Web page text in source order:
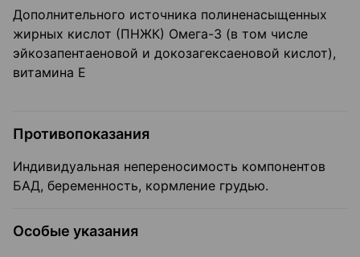
Дополнительного источника полиненасыщенных
жирных кислот (ПНЖК) Омега-3 (в том числе
эйкозапентаеновой и докозагексаеновой кислот),
витамина Е
Противопоказания
Индивидуальная непереносимость компонентов
БАД, беременность, кормление грудью.
Особые указания